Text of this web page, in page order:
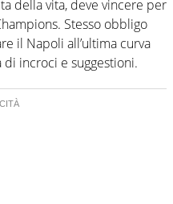
della vita, deve vincere per
Stesso obbligo
il Napoli all’ultima curva
incroci e suggestioni.